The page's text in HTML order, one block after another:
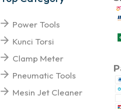
Power Tools
Kunci Torsi
Clamp Meter
Pneumatic Tools
Mesin Jet Cleaner